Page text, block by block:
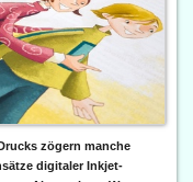
zögern manche
digitaler Inkjet-